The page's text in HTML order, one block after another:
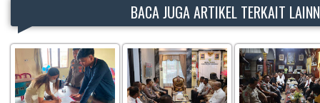
BACA JUGA ARTIKEL TERKAIT